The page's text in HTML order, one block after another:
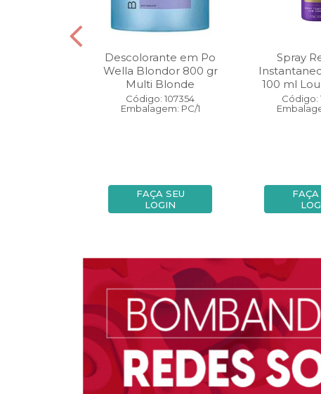
Descolorante em Po
Wella Blondor 800 gr
Multi Blonde
Código: 107354
Embalagem: PC/1
FAÇA SEU
LOGIN
Spray
100 ml
Código:
FAÇA